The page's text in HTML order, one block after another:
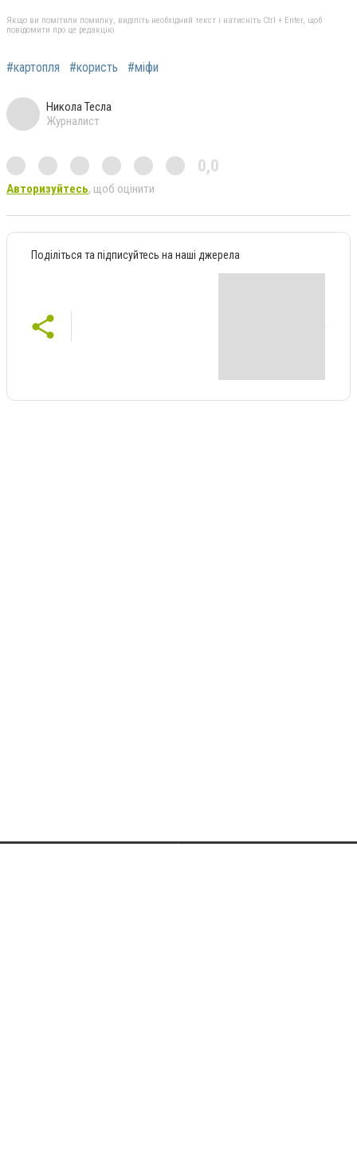
Якщо ви помітили помилку, виділіть необхідний текст і натисніть Ctrl + Enter, щоб
повідомити про це редакцію
#картопля #користь #міфи
Никола Тесла
Журналист
0,0
Авторизуйтесь, щоб оцінити
Поділіться та підписуйтесь на наші джерела